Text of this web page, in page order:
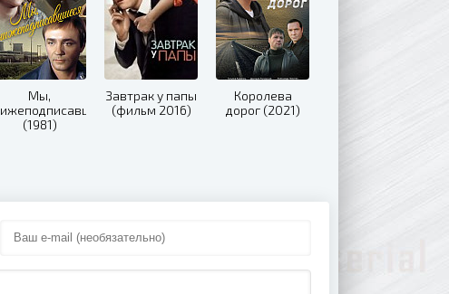
Мы,
(1981)
Завтрак у папы
(фильм 2016)
Королева
дорог (2021)